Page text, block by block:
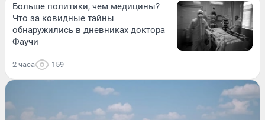
Больше политики, чем медицины?
Что за ковидные тайны
обнаружились в дневниках доктора
Фаучи
2 часа 159